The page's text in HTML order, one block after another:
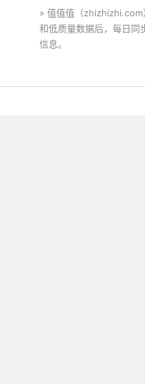
» 值值值（zhizhizhi.com
和低质量数据后，每日同
信息。